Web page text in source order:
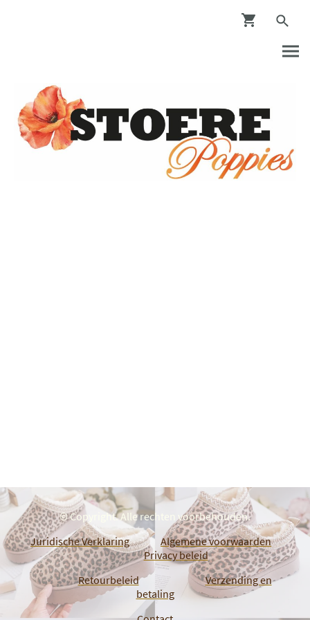
© Copyright. Alle rechten voorbehouden.
Juridische Verklaring
Algemene voorwaarden
Privacy beleid
Retourbeleid
Verzending en
betaling